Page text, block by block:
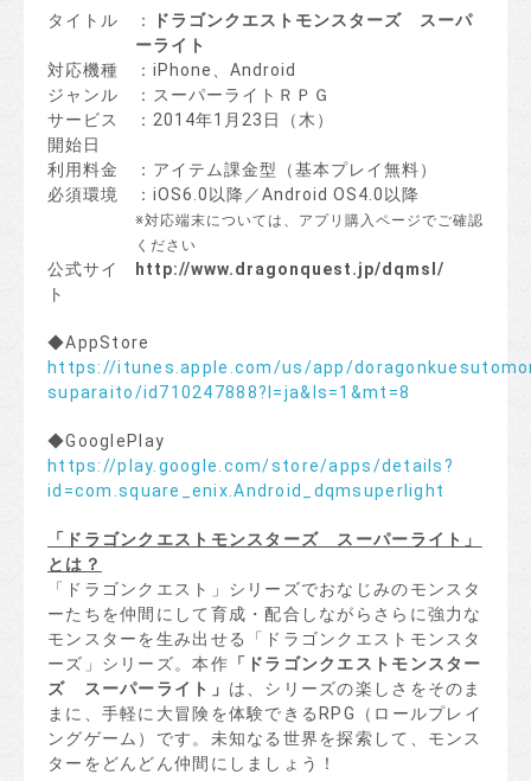
タイトル ：
ドラゴンクエストモンスターズ スーパ
ーライト
対応機種
：iPhone、Android
ジャンル
：スーパーライトＲＰＧ
サービス
開始日
：2014年1月23日（木）
利用料金
：アイテム課金型（基本プレイ無料）
必須環境
：iOS6.0以降／Android OS4.0以降
※対応端末については、アプリ購入ページでご確認
ください
公式サイ
ト
http://www.dragonquest.jp/dqmsl/
◆AppStore
https://itunes.apple.com/us/app/
suparaito/id710247888?l=ja&ls=1&mt=8
◆GooglePlay
https://play.google.com/store/apps/details?
id=com.square_enix.Android_dqmsuperlight
「 ドラゴンクエストモンスターズ スーパーライト 」
とは？
「ドラゴンクエスト」シリーズでおなじみのモンスタ
ーたちを仲間にして育成・配合しながらさらに強力な
モンスターを生み出せる「ドラゴンクエストモンスタ
ーズ」シリーズ。本作 「
ドラゴンクエストモンスター
ズ スーパーライト
」 は、シリーズの楽しさをそのま
まに、手軽に大冒険を体験できるRPG（ロールプレイ
ングゲーム）です。未知なる世界を探索して、モンス
ターをどんどん仲間にしましょう！